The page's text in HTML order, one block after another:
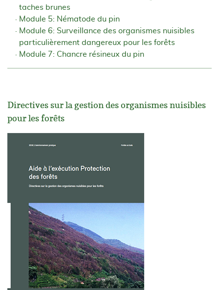
taches brunes
Module 5: Nématode du pin
Module 6: Surveillance des organismes nuisibles
particulièrement dangereux pour les forêts
Module 7: Chancre résineux du pin
Directives sur la gestion des organismes nuisibles
pour les forêts